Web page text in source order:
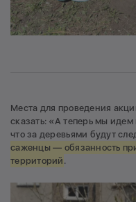
Места для проведения
сказать: «А теперь мы
что за деревьями будут
саженцы — обязанность
территорий .